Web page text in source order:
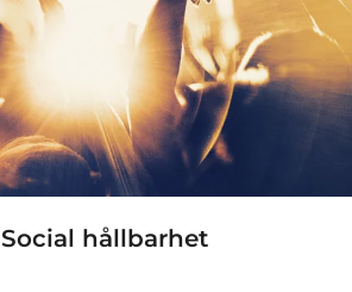
Social hållbarhet